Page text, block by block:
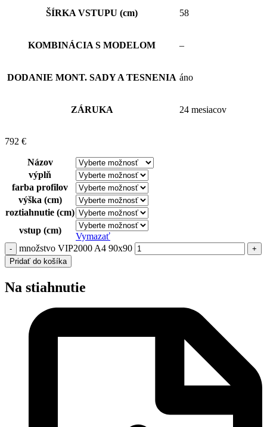
ŠÍRKA VSTUPU (cm) 58
KOMBINÁCIA S MODELOM –
DODANIE MONT. SADY A TESNENIA áno
ZÁRUKA 24 mesiacov
792 €
Názov
výplň
farba profilov
výška (cm)
roztiahnutie (cm)
vstup (cm)
Vymazať
množstvo VIP2000 A4 90x90
Pridať do košíka
Na stiahnutie